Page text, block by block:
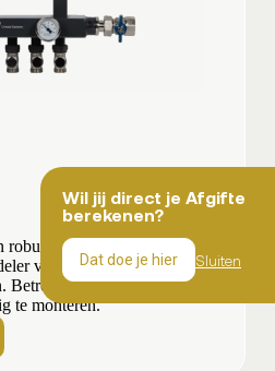
efficiënte
voor standaard
Betrouwbaar in elke
te monteren.
Wil jij direct je Afgifte
berekenen?
Dat doe je hier Sluiten